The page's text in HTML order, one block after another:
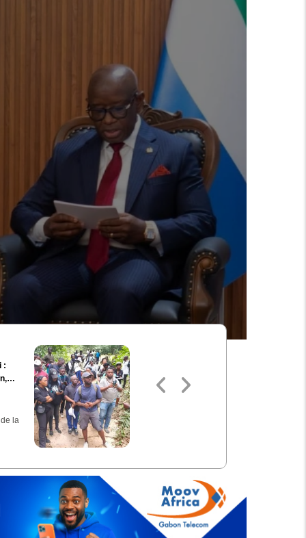
:
la
politiques] - Place aux
actes !